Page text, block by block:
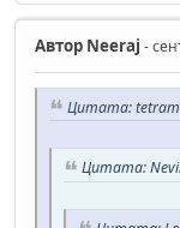
Автор Neeraj -
Цитата:
Цитата: